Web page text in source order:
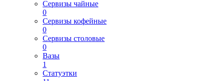
Сервизы чайные
0
Сервизы кофейные
0
Сервизы столовые
0
Вазы
1
Статуэтки